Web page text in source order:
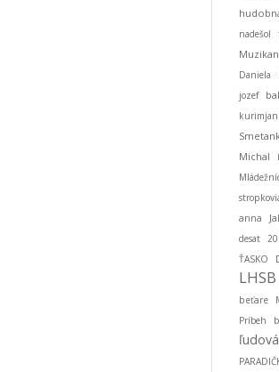
nadešol
Daniela
jozef
kurimjan
Michal
anna
desat
ŤASKO
LHSB
beťare
Príbeh
ľudová